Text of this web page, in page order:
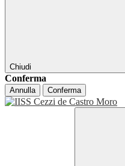
Chiudi
Conferma
Annulla Conferma